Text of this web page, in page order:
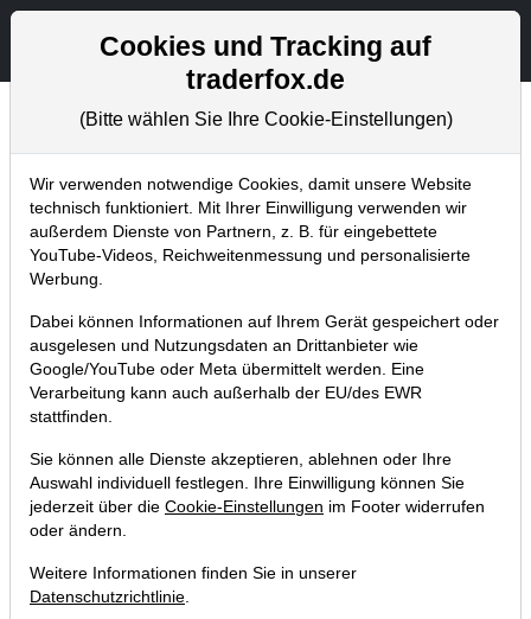
Aktien- und Artikelsuche
Chartanalysen
Home Blog Chartanalysen
Chartanalyse Electronic Arts: gute
Chance zum Breakout auf neue
Allzeithochs!
14.05.2022 um 12:54 Uhr | P. Uhlschmied
Cookies und Tracking auf
traderfox.de
(Bitte wählen Sie Ihre Cookie-Einstellungen)
Wir verwenden notwendige Cookies, damit unsere Website
technisch funktioniert. Mit Ihrer Einwilligung verwenden wir
außerdem Dienste von Partnern, z. B. für eingebettete
YouTube-Videos, Reichweitenmessung und personalisierte
Werbung.
Dabei können Informationen auf Ihrem Gerät gespeichert oder
ausgelesen und Nutzungsdaten an Drittanbieter wie
Google/YouTube oder Meta übermittelt werden. Eine
Verarbeitung kann auch außerhalb der EU/des EWR
stattfinden.
Sie können alle Dienste akzeptieren, ablehnen oder Ihre
Auswahl individuell festlegen. Ihre Einwilligung können Sie
jederzeit über die Cookie-Einstellungen im Footer widerrufen
oder ändern.
Weitere Informationen finden Sie in unserer
Datenschutzrichtlinie.